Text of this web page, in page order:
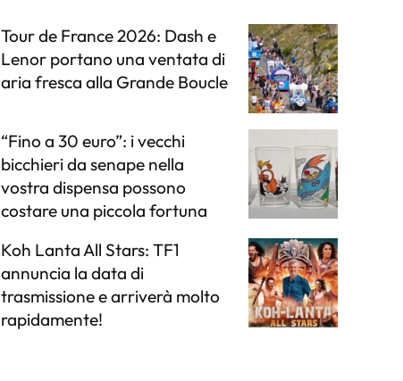
Tour de France 2026: Dash e
Lenor portano una ventata di
aria fresca alla Grande Boucle
“Fino a 30 euro”: i vecchi
bicchieri da senape nella
vostra dispensa possono
costare una piccola fortuna
Koh Lanta All Stars: TF1
annuncia la data di
trasmissione e arriverà molto
rapidamente!